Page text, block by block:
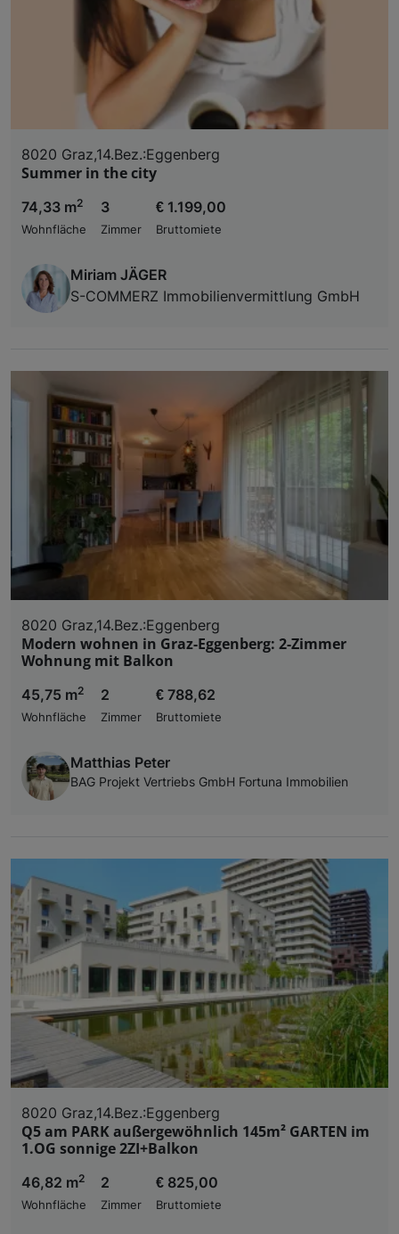
8020 Graz,14.Bez.:Eggenberg
Summer in the city
74,33 m2
Wohnfläche
3
Zimmer
€ 1.199,00
Bruttomiete
Miriam JÄGER
S-COMMERZ Immobilienvermittlung GmbH
8020 Graz,14.Bez.:Eggenberg
Modern wohnen in Graz-Eggenberg: 2-Zimmer
Wohnung mit Balkon
45,75 m2
Wohnfläche
2
Zimmer
€ 788,62
Bruttomiete
Matthias Peter
BAG Projekt Vertriebs GmbH Fortuna Immobilien
8020 Graz,14.Bez.:Eggenberg
Q5 am PARK außergewöhnlich 145m² GARTEN im
1.OG sonnige 2ZI+Balkon
46,82 m2
Wohnfläche
2
Zimmer
€ 825,00
Bruttomiete